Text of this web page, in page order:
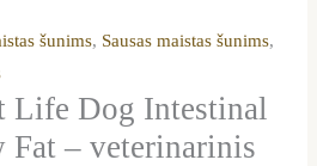
šunims, Sausas maistas šunims,
Life Dog Intestinal
Fat – veterinarinis